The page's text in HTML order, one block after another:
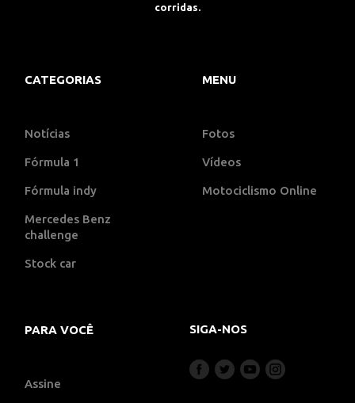
corridas.
CATEGORIAS
Notícias
Fórmula 1
Fórmula indy
Mercedes Benz
challenge
Stock car
MENU
Fotos
Vídeos
Motociclismo Online
PARA VOCÊ
Assine
SIGA-NOS